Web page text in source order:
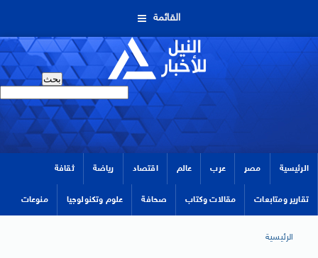
القائمة
الرئيسية مصر عرب عالم اقتصاد رياضة ثقافة
تقارير ومتابعات مقالات وكتاب صحافة علوم وتكنولوجيا منوعات
الرئيسية